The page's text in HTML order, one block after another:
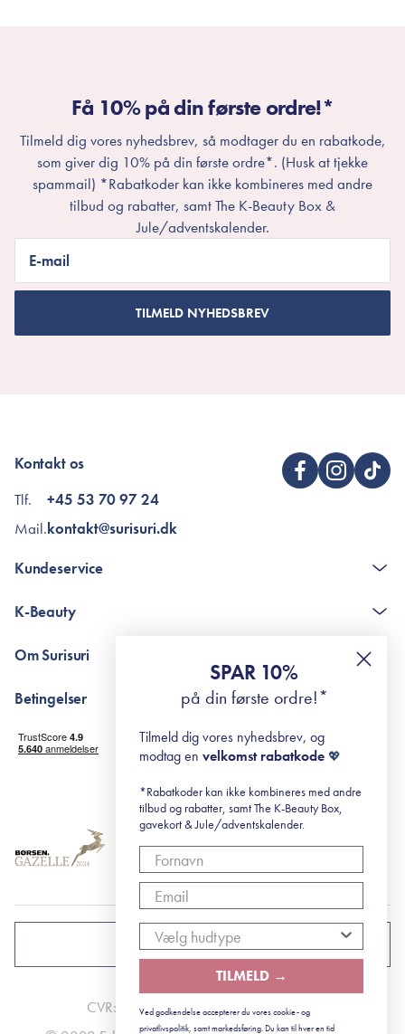
Få 10% på din første ordre!*
Tilmeld dig vores nyhedsbrev, så modtager du en rabatkode,
som giver dig 10% på din første ordre*. (Husk at tjekke
spammail) *Rabatkoder kan ikke kombineres med andre
tilbud og rabatter, samt The K-Beauty Box &
Jule/adventskalender.
E-mail
TILMELD NYHEDSBREV
Kontakt os
Tlf.
Mail.
+45 53 70 97 24
kontakt@surisuri.dk
Kundeservice
The K-Beauty Box - spørgsmål og svar
RE-ZIP
K-Beauty
Retinol for begyndere
surisuri's mini guide til rosacea
Om Surisuri
Black Friday
Betingelser
Levering og returnering
Handelsbetingelser
Abonnementsbetingelser
DANMARK
CVR: 41492252
SPAR 10%
på din første ordre!*
Tilmeld dig vores nyhedsbrev, og
modtag en velkomst rabatkode 💖
*Rabatkoder kan ikke kombineres med andre
tilbud og rabatter, samt The K-Beauty Box,
gavekort & Jule/adventskalender.
TILMELD →
Ved godkendelse accepterer du vores cookie- og
privatlivspolitik, samt markedsføring. Du kan til hver en tid